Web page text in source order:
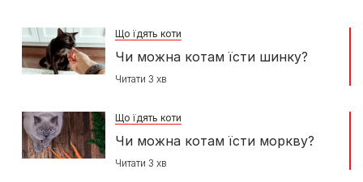
Що їдять коти
Чи можна котам їсти шинку?
Читати 3 хв
Що їдять коти
Чи можна котам їсти моркву?
Читати 3 хв